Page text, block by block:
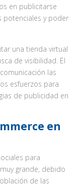
en publicitarse
potenciales y poder
una tienda virtual
de visibilidad. El
las
esfuerzos para
de publicidad en
en
para
grande, debido
de las